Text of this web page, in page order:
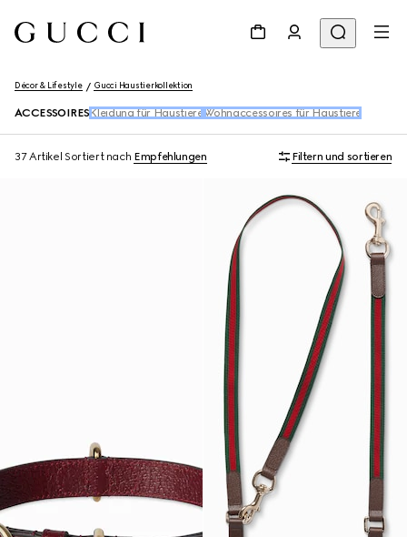
Décor & Lifestyle Gucci Haustierkollektion
ACCESSOIRES Kleidung für Haustiere​ Wohnaccessoires für Haustiere
37 Artikel Sortiert nach Empfehlungen Filtern und sortieren